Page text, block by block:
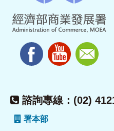
諮詢專線：(02)
署本部